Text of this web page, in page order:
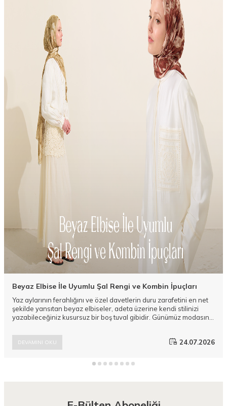
Beyaz Elbise İle Uyumlu Şal Rengi ve Kombin İpuçları
Yaz aylarının ferahlığını ve özel davetlerin duru zarafetini en net
şekilde yansıtan beyaz elbiseler, adeta üzerine kendi stilinizi
yazabileceğiniz kusursuz bir boş tuval gibidir. Günümüz modasının
katmak ise tamamen doğru aksesuar eşleşmelerinden geçer.
Camellia Scarfs koleksiyonlarında yer alan modern ve
yenilikçi Şal modelleri, duru şıklığınızı zirveye taşıyacak pürüzsüz
DEVAMINI OKU 24.07.2026